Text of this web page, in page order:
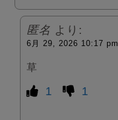
匿名 より:
6月 29, 2026 10:17 pm
草
1 1